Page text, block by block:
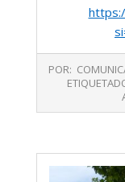
02-
POR: